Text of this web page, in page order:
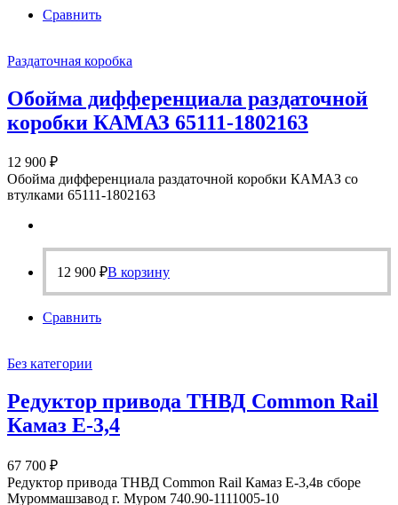
Сравнить
Раздаточная коробка
Обойма дифференциала раздаточной
коробки КАМАЗ 65111-1802163
12 900 ₽
Обойма дифференциала раздаточной коробки КАМАЗ со
втулками 65111-1802163
12 900 ₽В корзину
Сравнить
Без категории
Редуктор привода ТНВД Common Rail
Камаз Е-3,4
67 700 ₽
Редуктор привода ТНВД Common Rail Камаз Е-3,4в сборе
Муроммашзавод г. Муром 740.90-1111005-10